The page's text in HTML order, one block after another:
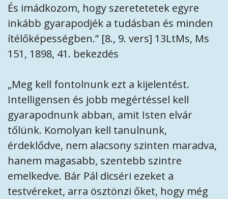
És imádkozom, hogy szeretetetek egyre
inkább gyarapodjék a tudásban és minden
ítélőképességben.” [8., 9. vers] 13LtMs, Ms
151, 1898, 41. bekezdés
„Meg kell fontolnunk ezt a kijelentést.
Intelligensen és jobb megértéssel kell
gyarapodnunk abban, amit Isten elvár
tőlünk. Komolyan kell tanulnunk,
érdeklődve, nem alacsony szinten maradva,
hanem magasabb, szentebb szintre
emelkedve. Bár Pál dicséri ezeket a
testvéreket, arra ösztönzi őket, hogy még